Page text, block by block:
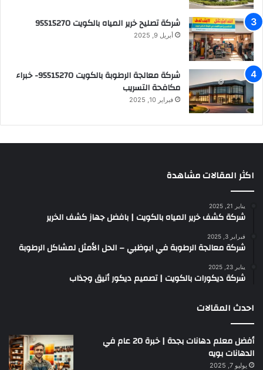
شركة تصليح خرير المياه بالكويت 95515270
أبريل 9, 2025
شركة معالجة الرطوبة بالكويت 95515270- خبراء
مكافحة التسريب
فبراير 10, 2025
اكثر المقالات مشاهدة
يناير 21, 2025
شركة كشف خرير المياه بالكويت | بافضل جهاز كشف الخرير
فبراير 3, 2025
شركة معالجة الرطوبة في ابوظبي – الحل الأمثل لمشاكل الرطوبة
يناير 23, 2025
شركة ديكورات بالكويت | تصميم ديكور أنيق وجذاب
احدث المقالات
أفضل معلم دهانات بجدة | خبرة 20 عام في
الدهانات بويه
يوليو 7, 2025